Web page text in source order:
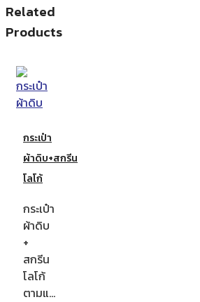
Related
Products
กระเป๋า
ผ้าดิบ+สกรีน
โลโก้
กระเป๋า
ผ้าดิบ
+
สกรีน
โลโก้
ตามแ…